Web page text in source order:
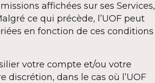
affichées sur ses Services,
ce qui précède, l’UOF peut
en fonction de ces conditions
votre compte et/ou votre
discrétion, dans le cas où l’UOF